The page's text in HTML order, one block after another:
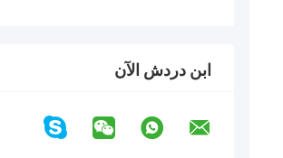
ابن دردش الآن